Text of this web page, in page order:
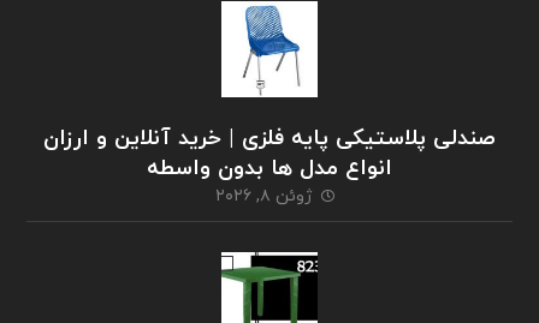
صندلی پلاستیکی پایه فلزی | خرید آنلاین و ارزان
انواع مدل ها بدون واسطه
ژوئن ۸, ۲۰۲۶